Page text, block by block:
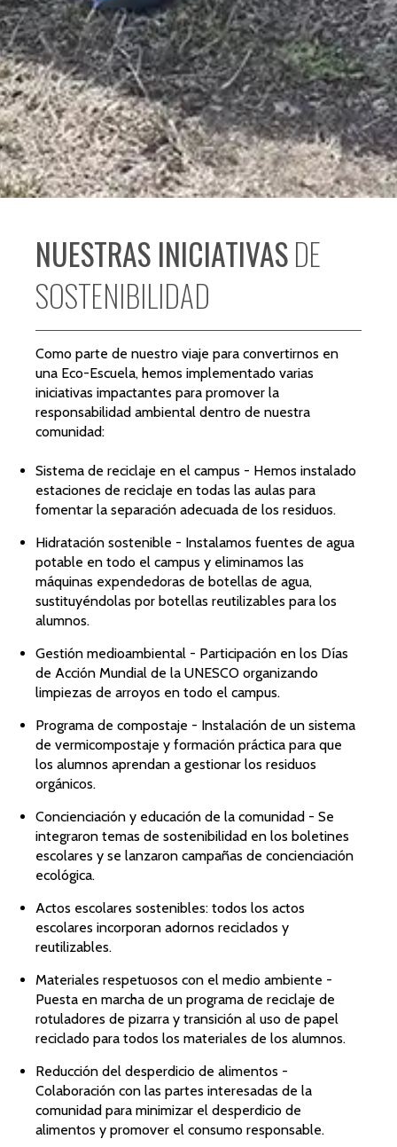
NUESTRAS INICIATIVASDE
SOSTENIBILIDAD
Como parte de nuestro viaje para convertirnos en
una Eco-Escuela, hemos implementado varias
iniciativas impactantes para promover la
responsabilidad ambiental dentro de nuestra
comunidad:
Sistema de reciclaje en el campus - Hemos instalado
estaciones de reciclaje en todas las aulas para
fomentar la separación adecuada de los residuos.
Hidratación sostenible - Instalamos fuentes de agua
potable en todo el campus y eliminamos las
máquinas expendedoras de botellas de agua,
sustituyéndolas por botellas reutilizables para los
alumnos.
Gestión medioambiental - Participación en los Días
de Acción Mundial de la UNESCO organizando
limpiezas de arroyos en todo el campus.
Programa de compostaje - Instalación de un sistema
de vermicompostaje y formación práctica para que
los alumnos aprendan a gestionar los residuos
orgánicos.
Concienciación y educación de la comunidad - Se
integraron temas de sostenibilidad en los boletines
escolares y se lanzaron campañas de concienciación
ecológica.
Actos escolares sostenibles: todos los actos
escolares incorporan adornos reciclados y
reutilizables.
Materiales respetuosos con el medio ambiente -
Puesta en marcha de un programa de reciclaje de
rotuladores de pizarra y transición al uso de papel
reciclado para todos los materiales de los alumnos.
Reducción del desperdicio de alimentos -
Colaboración con las partes interesadas de la
comunidad para minimizar el desperdicio de
alimentos y promover el consumo responsable.